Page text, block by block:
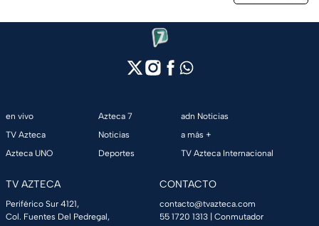
en vivo
TV Azteca
Azteca UNO
Azteca 7
Noticias
Deportes
adn Noticias
a más +
TV Azteca Internacional
TV AZTECA
Periférico Sur 4121,
Col. Fuentes Del Pedregal,
CONTACTO
contacto@tvazteca.com
55 1720 1313 | Conmutador